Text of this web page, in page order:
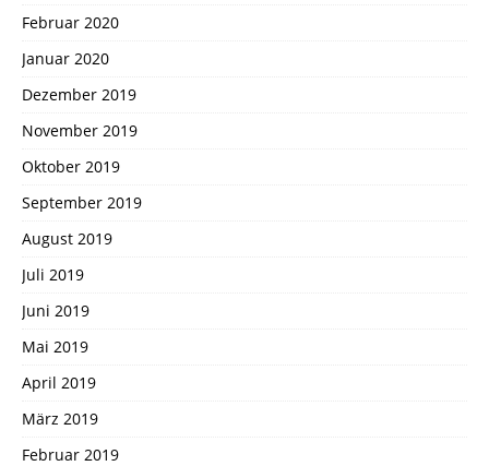
Februar 2020
Januar 2020
Dezember 2019
November 2019
Oktober 2019
September 2019
August 2019
Juli 2019
Juni 2019
Mai 2019
April 2019
März 2019
Februar 2019